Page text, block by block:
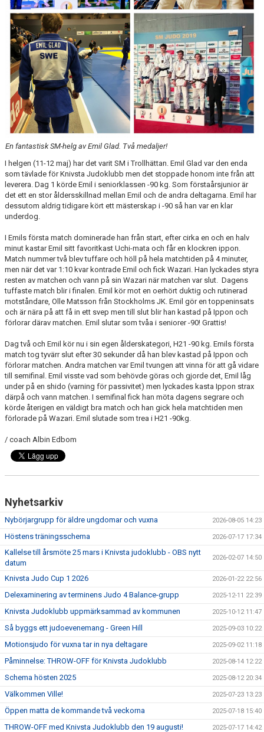
KALENDARIUM
BILDGALLERI
DOKUMENT
KLUBBSHOP
En fantastisk SM-helg av Emil Glad. Två medaljer!
I helgen (11-12 maj) har det varit SM i Trollhättan. Emil Glad var den enda
som tävlade för Knivsta Judoklubb men det stoppade honom inte från att
leverera. Dag 1 körde Emil i seniorklassen -90 kg. Som förstaårsjunior är
det ett en stor åldersskillnad mellan Emil och de andra deltagarna. Emil har
dessutom aldrig tidigare kört ett mästerskap i -90 så han var en klar
underdog.
I Emils första match dominerade han från start, efter cirka en och en halv
minut kastar Emil sitt favoritkast Uchi-mata och får en klockren ippon.
Match nummer två blev tuffare och höll på hela matchtiden på 4 minuter,
men när det var 1:10 kvar kontrade Emil och fick Wazari. Han lyckades styra
resten av matchen och vann på sin Wazari när matchen var slut. Dagens
tuffaste match blir i finalen. Emil kör mot en oerhört duktig och rutinerad
motståndare, Olle Matsson från Stockholms JK. Emil gör en toppeninsats
och är nära på att få in ett svep men till slut blir han kastad på Ippon och
förlorar därav matchen. Emil slutar som tvåa i seniorer -90! Grattis!
Dag två och Emil kör nu i sin egen ålderskategori, H21 -90 kg. Emils första
match tog tyvärr slut efter 30 sekunder då han blev kastad på Ippon och
förlorar matchen. Andra matchen var Emil tvungen att vinna för att gå vidare
till semifinal. Emil visste vad som behövde göras och gjorde det, Emil låg
under på en shido (varning för passivitet) men lyckades kasta Ippon strax
därpå och vann matchen. I semifinal fick han möta dagens segrare och
körde återigen en väldigt bra match och han gick hela matchtiden men
förlorade på Wazari. Emil slutade som trea i H21 -90kg.
/ coach Albin Edbom
Nyhetsarkiv
Nybörjargrupp för äldre ungdomar och vuxna 2026-08-05 14:23
Höstens träningsschema 2026-07-17 17:34
Kallelse till årsmöte 25 mars i Knivsta judoklubb - OBS nytt
datum
2026-02-07 14:50
Knivsta Judo Cup 1 2026 2026-01-22 22:56
Delexaminering av terminens Judo 4 Balance-grupp 2025-12-11 22:39
Knivsta Judoklubb uppmärksammad av kommunen 2025-10-12 11:47
Så byggs ett judoevenemang - Green Hill 2025-09-03 10:22
Motionsjudo för vuxna tar in nya deltagare 2025-09-02 11:18
Påminnelse: THROW-OFF för Knivsta Judoklubb 2025-08-14 12:22
Schema hösten 2025 2025-08-12 20:34
Välkommen Ville! 2025-07-23 13:23
Öppen matta de kommande två veckorna 2025-07-18 15:40
THROW-OFF med Knivsta Judoklubb den 19 augusti! 2025-07-17 14:42